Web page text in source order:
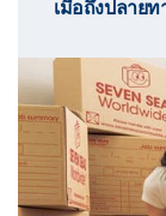
เมื่อถึงปลายท